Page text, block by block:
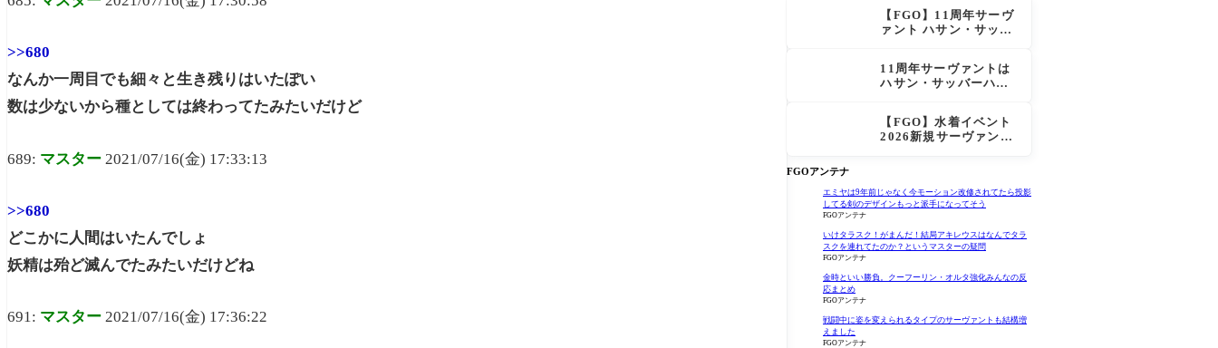
>>680
なんか一周目でも細々と生き残りはいたぽい
数は少ないから種としては終わってたみたいだけど
689: マスター 2021/07/16(金) 17:33:13
>>680
どこかに人間はいたんでしょ
妖精は殆ど滅んでたみたいだけどね
691: マスター 2021/07/16(金) 17:36:22
【FGO】11周年サーヴ
ァント ハサン・サッバ
11周年サーヴァントは
ハサン・サッバーハ
Grand Order」カルデ
ア放送局 11周年SPまと
【FGO】水着イベント
2026新規サーヴァント
ト！
FGOアンテナ
エミヤは9年前じゃなく今モーション改修されてたら投影
してる剣のデザインもっと派手になってそう
FGOアンテナ
いけタラスク！がまんだ！結局アキレウスはなんでタラ
スクを連れてたのか？というマスターの疑問
FGOアンテナ
金時といい勝負。クーフーリン・オルタ強化みんなの反
応まとめ
FGOアンテナ
戦闘中に姿を変えられるタイプのサーヴァントも結構増
えました
FGOアンテナ